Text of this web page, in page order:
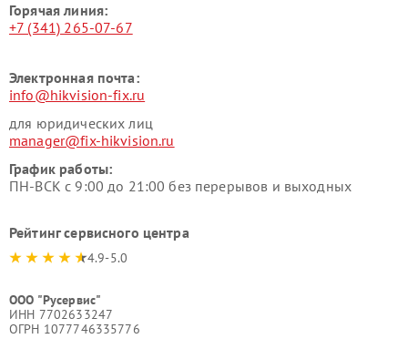
Горячая линия:
+7 (341) 265-07-67
Электронная почта:
info@hikvision-fix.ru
для юридических лиц
manager@fix-hikvision.ru
График работы:
ПН-ВСК с 9:00 до 21:00 без перерывов и выходных
Рейтинг сервисного центра
4.9-5.0
ООО "Русервис"
ИНН 7702633247
ОГРН 1077746335776